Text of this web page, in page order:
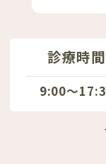
診療時間
9:00～